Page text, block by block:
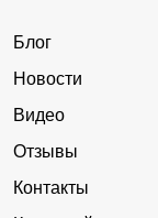
Блог
Новости
Видео
Отзывы
Контакты